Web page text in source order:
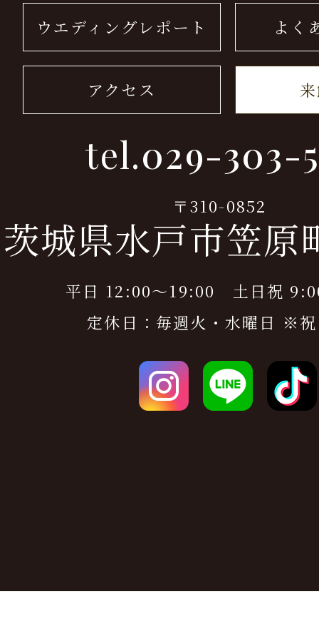
ウエディングレポート よく
アクセス
tel.029-303-
〒310-0852
茨城県水戸市笠原
平日 12:00～19:00 土日祝
定休日：毎週火・水曜日 ※